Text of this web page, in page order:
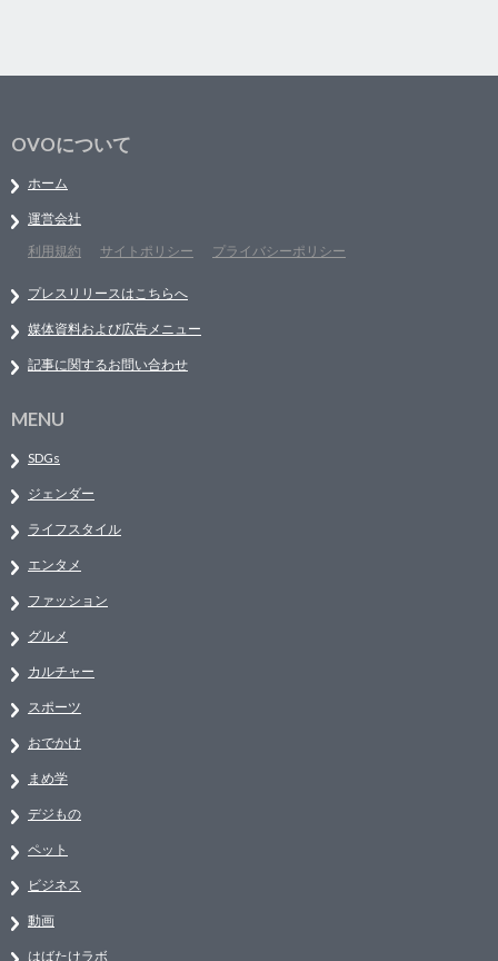
OVOについて
ホーム
運営会社
利用規約
サイトポリシー プライバシーポリシー
プレスリリースはこちらへ
媒体資料および広告メニュー
記事に関するお問い合わせ
MENU
SDGs
ジェンダー
ライフスタイル
エンタメ
ファッション
グルメ
カルチャー
スポーツ
おでかけ
まめ学
デジもの
ペット
ビジネス
動画
はばたけラボ